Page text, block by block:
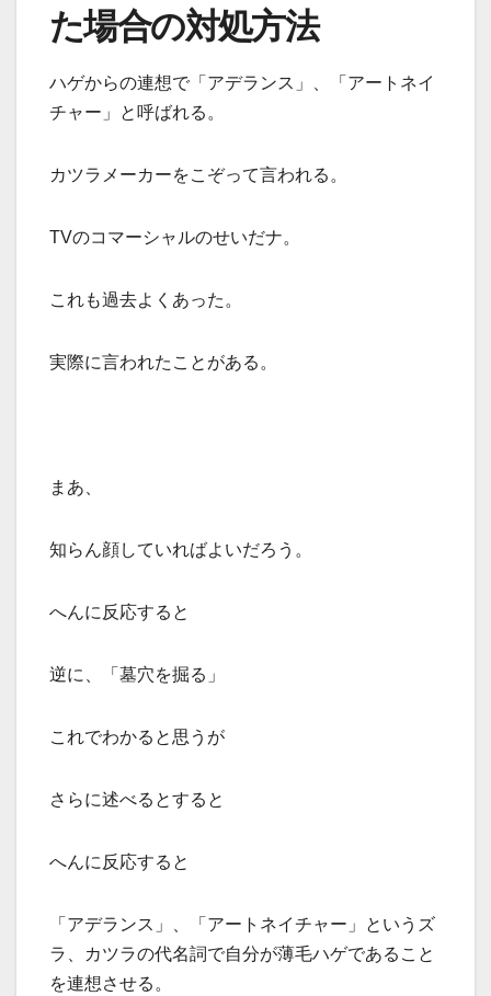
た場合の対処方法
ハゲからの連想で「アデランス」、「アートネイ
チャー」と呼ばれる。
カツラメーカーをこぞって言われる。
TVのコマーシャルのせいだナ。
これも過去よくあった。
実際に言われたことがある。
まあ、
知らん顔していればよいだろう。
へんに反応すると
逆に、「墓穴を掘る」
これでわかると思うが
さらに述べるとすると
へんに反応すると
「アデランス」、「アートネイチャー」というズ
ラ、カツラの代名詞で自分が薄毛ハゲであること
を連想させる。